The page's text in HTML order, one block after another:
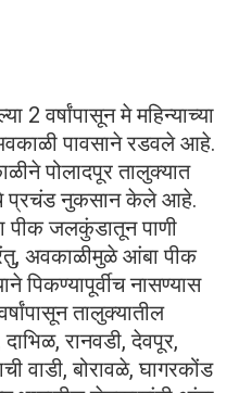
2 वर्षांपासून मे महिन्याच्या
पावसाने रडवले आहे.
पोलादपूर तालुक्यात
प्रचंड नुकसान केले आहे.
पीक जलकुंडातून पाणी
अवकाळीमुळे आंबा पीक
नासण्यास
तालुक्यातील
रानवडी, देवपूर,
वाडी, बोरावळे, घागरकोंड